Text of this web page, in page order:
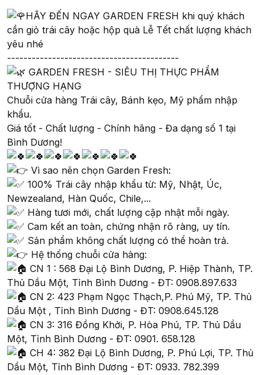
HÃY ĐẾN NGAY GARDEN FRESH khi quý khách
cần giỏ trái cây hoặc hộp quà Lễ Tết chất lượng khách
yêu nhé
------------------------------------------
GARDEN FRESH - SIÊU THỊ THỰC PHẨM
THƯỢNG HẠNG
Chuỗi cửa hàng Trái cây, Bánh kẹo, Mỹ phẩm nhập
khẩu.
Giá tốt - Chất lượng - Chính hãng - Đa dạng số 1 tại
Bình Dương!
Vì sao nên chọn Garden Fresh:
100% Trái cây nhập khẩu từ: Mỹ, Nhật, Úc,
Newzealand, Hàn Quốc, Chile,...
Hàng tươi mới, chất lượng cập nhật mỗi ngày.
Cam kết an toàn, chứng nhận rõ ràng, uy tín.
Sản phẩm không chất lượng có thể hoàn trả.
Hệ thống chuỗi cửa hàng:
CN 1 : 568 Đại Lộ Bình Dương, P. Hiệp Thành, TP.
Thủ Dầu Một, Tỉnh Bình Dương - ĐT: 0908.897.633
CN 2: 423 Phạm Ngọc Thạch,P. Phú Mỹ, TP. Thủ
Dầu Một , Tỉnh Bình Dương - ĐT: 0908.645.128
CN 3: 316 Đồng Khởi, P. Hòa Phú, TP. Thủ Dầu
Một, Tỉnh Bình Dương - ĐT: 0901. 658.128
CH 4: 382 Đại Lộ Bình Dương, P. Phú Lợi, TP. Thủ
Dầu Một, Tỉnh Bình Dương - ĐT: 0933. 782.399